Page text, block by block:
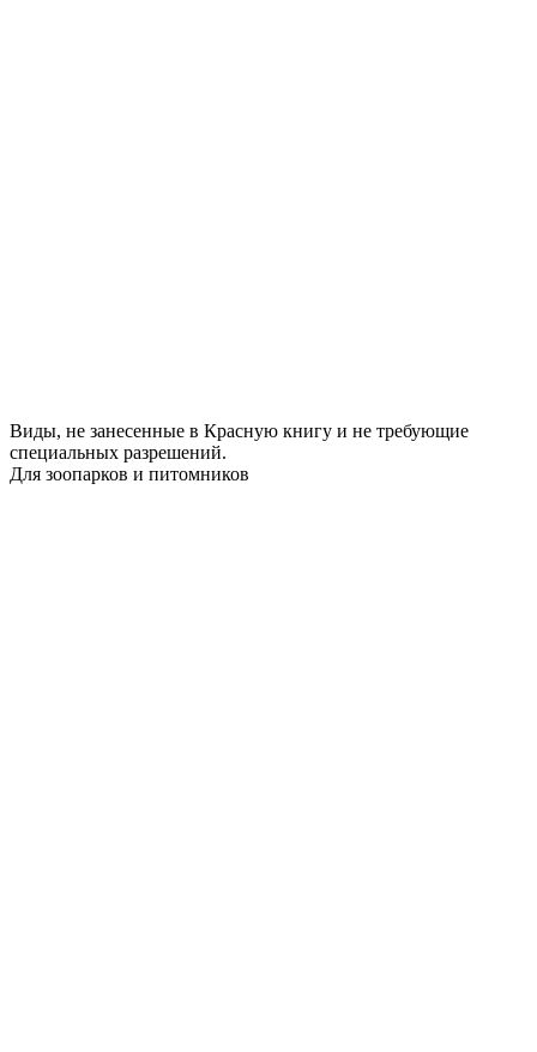
Виды, не занесенные в Красную книгу и не требующие
специальных разрешений.
Для зоопарков и питомников